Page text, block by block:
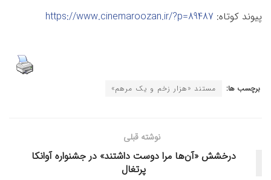
پیوند کوتاه: https://www.cinemaroozan.ir/?p=89487
برچسب ها: مستند «هزار زخم و یک مرهم»
نوشته قبلی
درخشش «آن‌ها مرا دوست داشتند» در جشنواره آوانکا
پرتغال